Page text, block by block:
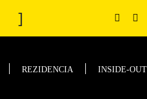
]
REZIDENCIA INSIDE-OUT